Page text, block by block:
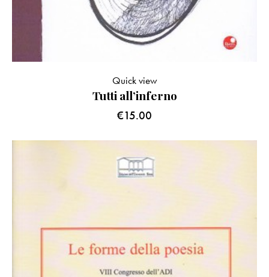
Tutti all’inferno
€15.00
Quick view